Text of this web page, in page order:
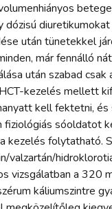
dózisú
után tünetekkel
már fennálló
után szabad csak
kezelés mellett
kell fektetni,
fiziológiás sóoldatot
kezelés folytatható.
valzartán/
vizsgálatban a 320
káliumszintre